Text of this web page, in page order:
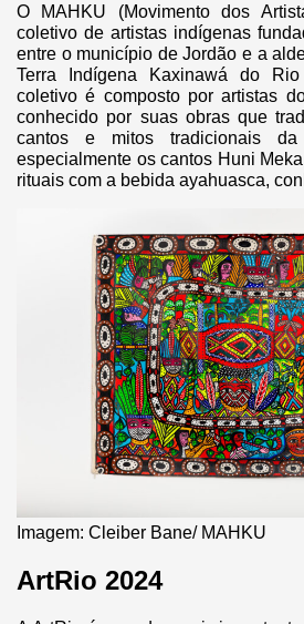
O MAHKU (Movimento dos
coletivo de artistas indígenas
entre o município de Jordão e a
Terra Indígena Kaxinawá do
coletivo é composto por artistas
conhecido por suas obras que
cantos e mitos tradicionais
especialmente os cantos Huni
rituais com a bebida ayahuasca,
Imagem: Cleiber Bane/ MAHKU
ArtRio 2024